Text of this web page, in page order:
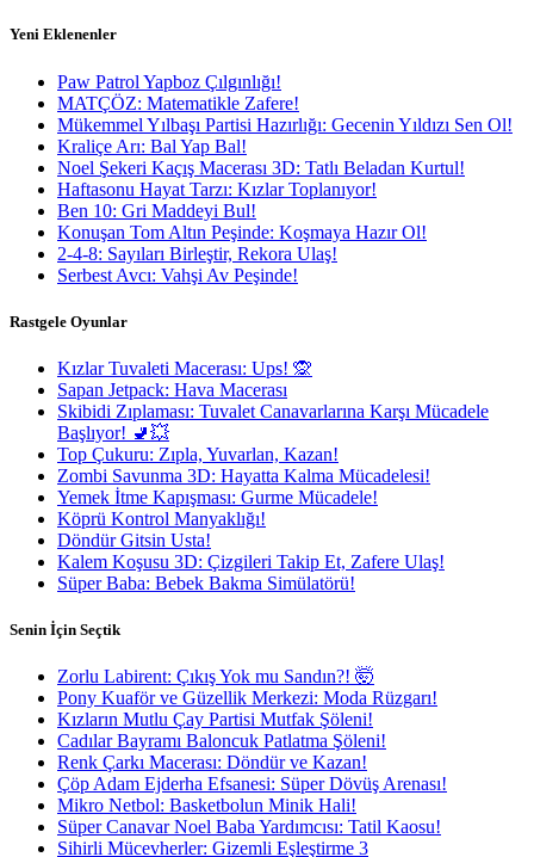
Yeni Eklenenler
Paw Patrol Yapboz Çılgınlığı!
MATÇÖZ: Matematikle Zafere!
Mükemmel Yılbaşı Partisi Hazırlığı: Gecenin Yıldızı Sen Ol!
Kraliçe Arı: Bal Yap Bal!
Noel Şekeri Kaçış Macerası 3D: Tatlı Beladan Kurtul!
Haftasonu Hayat Tarzı: Kızlar Toplanıyor!
Ben 10: Gri Maddeyi Bul!
Konuşan Tom Altın Peşinde: Koşmaya Hazır Ol!
2-4-8: Sayıları Birleştir, Rekora Ulaş!
Serbest Avcı: Vahşi Av Peşinde!
Rastgele Oyunlar
Kızlar Tuvaleti Macerası: Ups! 🙊
Sapan Jetpack: Hava Macerası
Skibidi Zıplaması: Tuvalet Canavarlarına Karşı Mücadele
Başlıyor! 🚽💥
Top Çukuru: Zıpla, Yuvarlan, Kazan!
Zombi Savunma 3D: Hayatta Kalma Mücadelesi!
Yemek İtme Kapışması: Gurme Mücadele!
Köprü Kontrol Manyaklığı!
Döndür Gitsin Usta!
Kalem Koşusu 3D: Çizgileri Takip Et, Zafere Ulaş!
Süper Baba: Bebek Bakma Simülatörü!
Senin İçin Seçtik
Zorlu Labirent: Çıkış Yok mu Sandın?! 🤯
Pony Kuaför ve Güzellik Merkezi: Moda Rüzgarı!
Kızların Mutlu Çay Partisi Mutfak Şöleni!
Cadılar Bayramı Baloncuk Patlatma Şöleni!
Renk Çarkı Macerası: Döndür ve Kazan!
Çöp Adam Ejderha Efsanesi: Süper Dövüş Arenası!
Mikro Netbol: Basketbolun Minik Hali!
Süper Canavar Noel Baba Yardımcısı: Tatil Kaosu!
Sihirli Mücevherler: Gizemli Eşleştirme 3